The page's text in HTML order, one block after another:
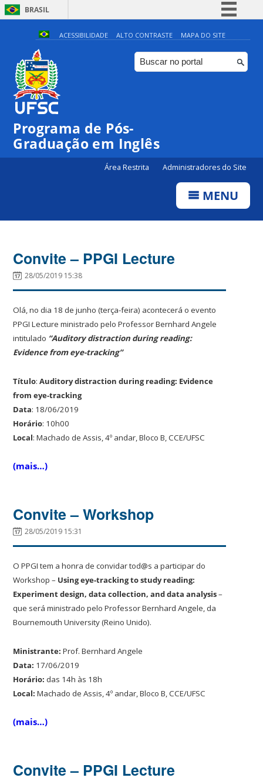
BRASIL
Simplifique!
Comunica BR
Participe
ACESSIBILIDADE ALTO CONTRASTE MAPA DO SITE
Programa de Pós-
Graduação em Inglês
Área Restrita Administradores do Site
MENU
Convite – PPGI Lecture
28/05/2019 15:38
Olá, no dia 18 de junho (terça-feira) acontecerá o evento
PPGI Lecture ministrado pelo Professor Bernhard Angele
intitulado “Auditory distraction during reading:
Evidence from eye-tracking”
Título:Auditory distraction during reading: Evidence
from eye-tracking
Data: 18/06/2019
Horário: 10h00
Local: Machado de Assis, 4º andar, Bloco B, CCE/UFSC
(mais…)
Convite – Workshop
28/05/2019 15:31
O PPGI tem a honra de convidar tod@s a participar do
Workshop – Using eye-tracking to study reading:
Experiment design, data collection, and data analysis–
que será ministrado pelo Professor Bernhard Angele, da
Bournemouth University (Reino Unido).
Ministrante: Prof. Bernhard Angele
Data: 17/06/2019
Horário: das 14h às 18h
Local: Machado de Assis, 4º andar, Bloco B, CCE/UFSC
(mais…)
Convite – PPGI Lecture